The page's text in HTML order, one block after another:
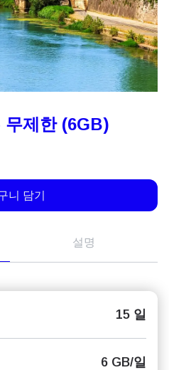
무제한 (6GB)
니 담기
설명
15 일
6 GB/일